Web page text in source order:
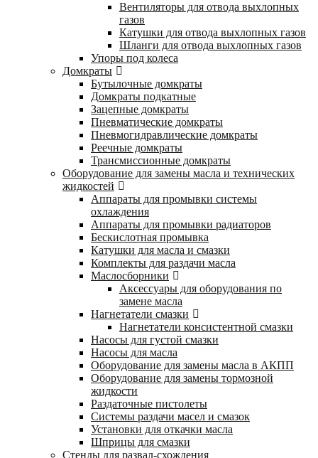
Вентиляторы для отвода выхлопных
газов
Катушки для отвода выхлопных газов
Шланги для отвода выхлопных газов
Упоры под колеса
Домкраты
Бутылочные домкраты
Домкраты подкатные
Зацепные домкраты
Пневматические домкраты
Пневмогидравлические домкраты
Реечные домкраты
Трансмиссионные домкраты
Оборудование для замены масла и технических
жидкостей
Аппараты для промывки системы
охлаждения
Аппараты для промывки радиаторов
Бескислотная промывка
Катушки для масла и смазки
Комплекты для раздачи масла
Маслосборники
Аксессуары для оборудования по
замене масла
Нагнетатели смазки
Нагнетатели консистентной смазки
Насосы для густой смазки
Насосы для масла
Оборудование для замены масла в АКПП
Оборудование для замены тормозной
жидкости
Раздаточные пистолеты
Системы раздачи масел и смазок
Установки для откачки масла
Шприцы для смазки
Стенды для развал-схождения